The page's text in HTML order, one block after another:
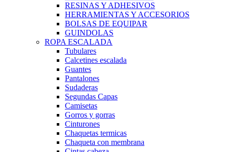
RESINAS Y ADHESIVOS
HERRAMIENTAS Y ACCESORIOS
BOLSAS DE EQUIPAR
GUINDOLAS
ROPA ESCALADA
Tubulares
Calcetines escalada
Guantes
Pantalones
Sudaderas
Segundas Capas
Camisetas
Gorros y gorras
Cinturones
Chaquetas termicas
Chaqueta con membrana